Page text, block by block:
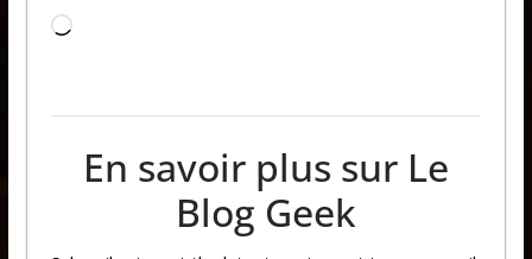
Chargement…
En savoir plus sur Le
Blog Geek